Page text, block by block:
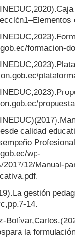
formacion-
calidad
Profesional
wp-
2017/12/Manual-
gestión
14.
la